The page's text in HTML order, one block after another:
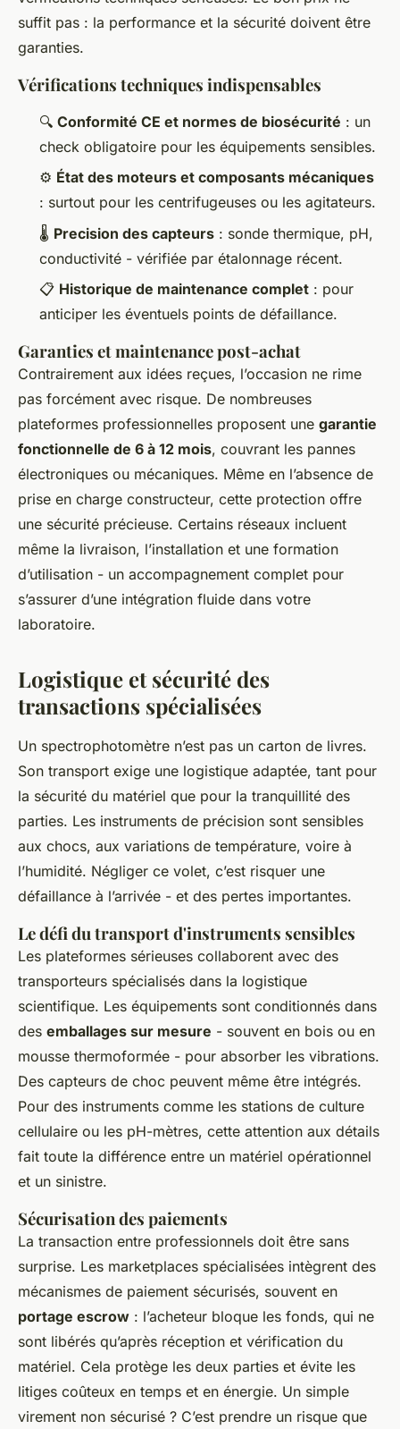
suffit pas : la performance et la sécurité doivent être
garanties.
Vérifications techniques indispensables
🔍 Conformité CE et normes de biosécurité : un
check obligatoire pour les équipements sensibles.
⚙️ État des moteurs et composants mécaniques
: surtout pour les centrifugeuses ou les agitateurs.
🌡️ Precision des capteurs : sonde thermique, pH,
conductivité - vérifiée par étalonnage récent.
📋 Historique de maintenance complet : pour
anticiper les éventuels points de défaillance.
Garanties et maintenance post-achat
Contrairement aux idées reçues, l’occasion ne rime
pas forcément avec risque. De nombreuses
plateformes professionnelles proposent une garantie
fonctionnelle de 6 à 12 mois, couvrant les pannes
électroniques ou mécaniques. Même en l’absence de
prise en charge constructeur, cette protection offre
une sécurité précieuse. Certains réseaux incluent
même la livraison, l’installation et une formation
d’utilisation - un accompagnement complet pour
s’assurer d’une intégration fluide dans votre
laboratoire.
Logistique et sécurité des
transactions spécialisées
Un spectrophotomètre n’est pas un carton de livres.
Son transport exige une logistique adaptée, tant pour
la sécurité du matériel que pour la tranquillité des
parties. Les instruments de précision sont sensibles
aux chocs, aux variations de température, voire à
l’humidité. Négliger ce volet, c’est risquer une
défaillance à l’arrivée - et des pertes importantes.
Le défi du transport d'instruments sensibles
Les plateformes sérieuses collaborent avec des
transporteurs spécialisés dans la logistique
scientifique. Les équipements sont conditionnés dans
des emballages sur mesure - souvent en bois ou en
mousse thermoformée - pour absorber les vibrations.
Des capteurs de choc peuvent même être intégrés.
Pour des instruments comme les stations de culture
cellulaire ou les pH-mètres, cette attention aux détails
fait toute la différence entre un matériel opérationnel
et un sinistre.
Sécurisation des paiements
La transaction entre professionnels doit être sans
surprise. Les marketplaces spécialisées intègrent des
mécanismes de paiement sécurisés, souvent en
portage escrow : l’acheteur bloque les fonds, qui ne
sont libérés qu’après réception et vérification du
matériel. Cela protège les deux parties et évite les
litiges coûteux en temps et en énergie. Un simple
virement non sécurisé ? C’est prendre un risque que